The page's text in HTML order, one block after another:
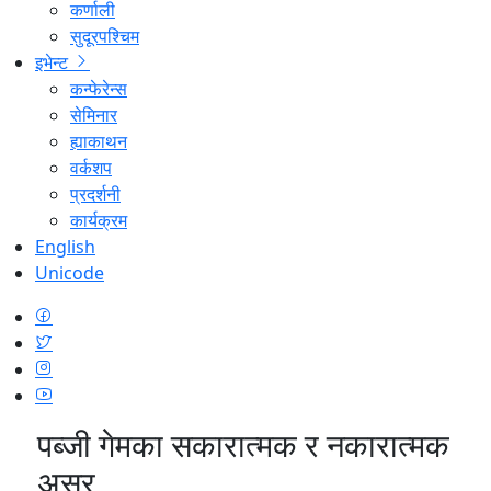
कर्णाली
सुदूरपश्चिम
इभेन्ट
कन्फेरेन्स
सेमिनार
ह्याकाथन
वर्कशप
प्रदर्शनी
कार्यक्रम
English
Unicode
पब्जी गेमका सकारात्मक र नकारात्मक
असर